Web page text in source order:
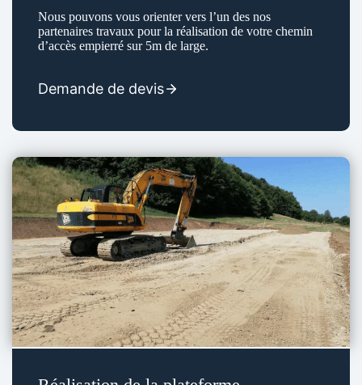
Nous pouvons vous orienter vers l’un des nos
partenaires travaux pour la réalisation de votre chemin
d’accès empierré sur 5m de large.
Demande de devis